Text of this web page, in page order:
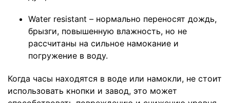
Water resistant – нормально переносят дождь,
брызги, повышенную влажность, но не
рассчитаны на сильное намокание и
погружение в воду.
Когда часы находятся в воде или намокли, не стоит
использовать кнопки и завод, это может